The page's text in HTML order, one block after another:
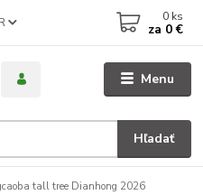
Menu
Hľadať
0 ks
za 0 €
tall tree Dianhong 2026